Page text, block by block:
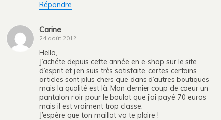
Répondre
Carine
24 août 2012
Hello,
J’achéte depuis cette année en e-shop sur le site
d’esprit et j’en suis très satisfaite, certes certains
articles sont plus chers que dans d’autres boutiques
mais la qualité est là. Mon dernier coup de coeur un
pantalon noir pour le boulot que j’ai payé 70 euros
mais il est vraiment trop classe.
J’espère que ton maillot va te plaire !